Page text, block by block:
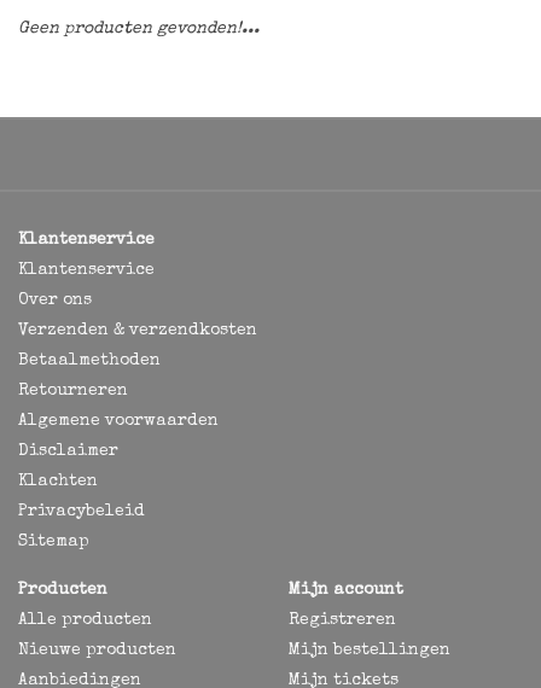
Geen producten gevonden!...
Klantenservice
Klantenservice
Over ons
Verzenden & verzendkosten
Betaalmethoden
Retourneren
Algemene voorwaarden
Disclaimer
Klachten
Privacybeleid
Sitemap
Producten
Alle producten
Nieuwe producten
Aanbiedingen
Mijn account
Registreren
Mijn bestellingen
Mijn tickets